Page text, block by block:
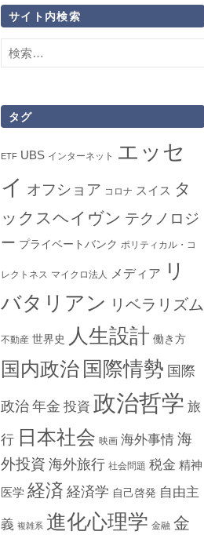
事
ー
カ
ブ
サイト内検索
検
索:
タグ
ETF UBS インターネット
エッセ
イ オフショア コロナ スイス タ
ックスヘイヴン テクノロジ
ー プライベートバンク ポリティカル・コ
レクトネス マイクロ法人 メディア
リ
バタリアン リベラリズム
不動産 世界史 人生設計 働き方
国内政治 国際情勢 国際
政治 年金 投資 政治哲学 旅
行 日本社会 映画 海外事情 海
外投資 海外旅行 社会問題 税金 精神
医学 経済 経済学 自己啓発 自由主
義 複雑系 進化心理学 金融 金